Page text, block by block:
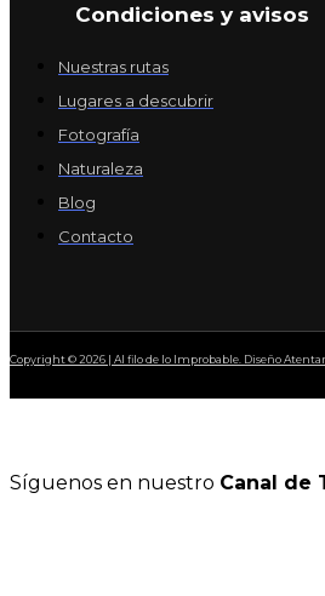
Condiciones y avisos
Nuestras rutas
Lugares a descubrir
Fotografía
Naturaleza
Blog
Contacto
Copyright © 2026 | Al filo de lo Improbable. Diseño
Síguenos en nuestro Canal de